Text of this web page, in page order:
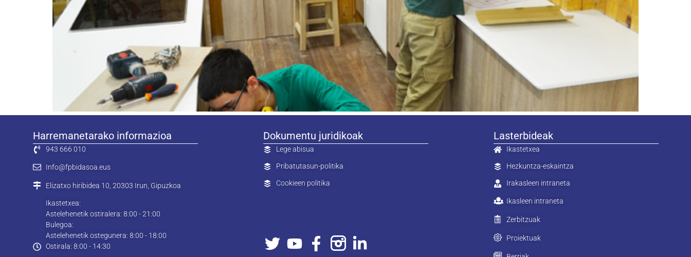
Harremanetarako informazioa
943 666 010
Info@fpbidasoa.eus
Elizatxo hiribidea 10, 20303 Irun, Gipuzkoa
Ikastetxea:
Astelehenetik ostiralera: 8:00 - 21:00
Bulegoa:
Astelehenetik ostegunera: 8:00 - 18:00
Ostirala: 8:00 - 14:30
Dokumentu juridikoak
Lege abisua
Pribatutasun-politika
Cookieen politika
Lasterbideak
Ikastetxea
Hezkuntza-eskaintza
Irakasleen intraneta
Ikasleen intraneta
Zerbitzuak
Proiektuak